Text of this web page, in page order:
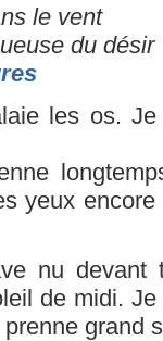
le vent
du désir
les os. Je
yeux
nu devant
de midi.
prenne grand